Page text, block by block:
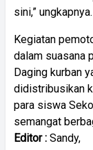
sini,” ungkapnya.
Kegiatan
dalam suasana
Daging kurban
didistribusikan
para siswa
semangat
Editor : Sandy,